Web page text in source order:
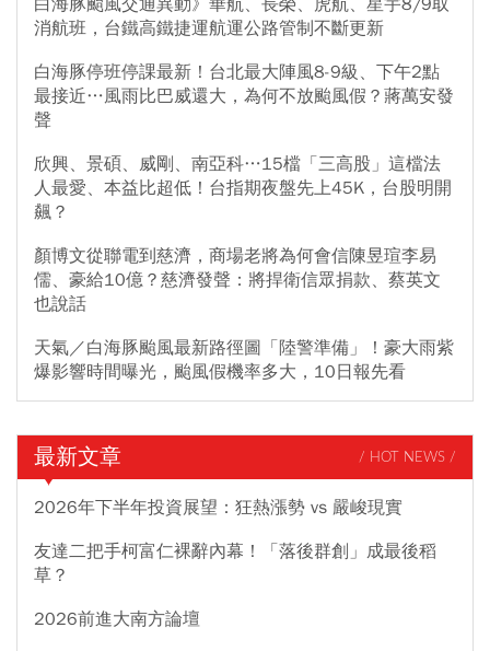
白海豚颱風交通異動》華航、長榮、虎航、星宇8/9取
消航班，台鐵高鐵捷運航運公路管制不斷更新
白海豚停班停課最新！台北最大陣風8-9級、下午2點
最接近…風雨比巴威還大，為何不放颱風假？蔣萬安發
聲
欣興、景碩、威剛、南亞科…15檔「三高股」這檔法
人最愛、本益比超低！台指期夜盤先上45K，台股明開
飆？
顏博文從聯電到慈濟，商場老將為何會信陳昱瑄李易
儒、豪給10億？慈濟發聲：將捍衛信眾捐款、蔡英文
也說話
天氣／白海豚颱風最新路徑圖「陸警準備」！豪大雨紫
爆影響時間曝光，颱風假機率多大，10日報先看
最新文章 / HOT NEWS /
2026年下半年投資展望：狂熱漲勢 vs 嚴峻現實
友達二把手柯富仁裸辭內幕！「落後群創」成最後稻
草？
2026前進大南方論壇